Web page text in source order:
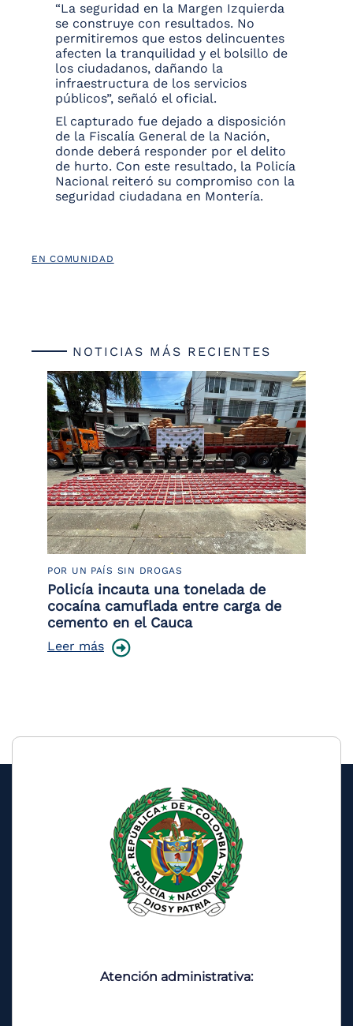
“La seguridad en la Margen Izquierda
se construye con resultados. No
permitiremos que estos delincuentes
afecten la tranquilidad y el bolsillo de
los ciudadanos, dañando la
infraestructura de los servicios
públicos”, señaló el oficial.
El capturado fue dejado a disposición
de la Fiscalía General de la Nación,
donde deberá responder por el delito
de hurto. Con este resultado, la Policía
Nacional reiteró su compromiso con la
seguridad ciudadana en Montería.
EN COMUNIDAD
NOTICIAS MÁS RECIENTES
POR UN PAÍS SIN DROGAS
Policía incauta una tonelada de
cocaína camuflada entre carga de
cemento en el Cauca
Leer más
Atención administrativa: